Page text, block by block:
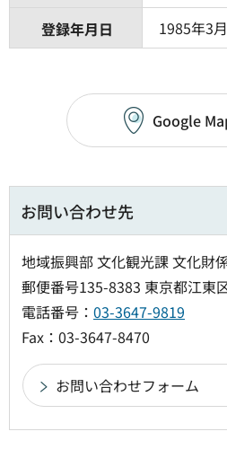
登録年月日
1985年3
Google
お問い合わせ先
地域振興部 文化観光課 文化財
郵便番号135-8383 東京都江東
電話番号： 03-3647-9819
Fax：03-3647-8470